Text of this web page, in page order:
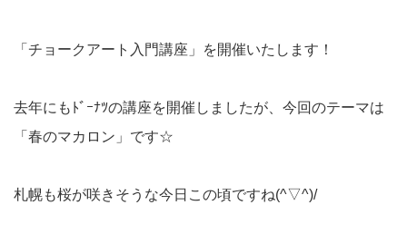
「チョークアート入門講座」を開催いたします！
去年にもﾄﾞｰﾅﾂの講座を開催しましたが、今回のテーマは
「春のマカロン」です☆
札幌も桜が咲きそうな今日この頃ですね(^▽^)/